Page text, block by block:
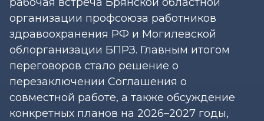
организации профсоюза работников
здравоохранения РФ и Могилевской
облорганизации БПРЗ. Главным итогом
переговоров стало решение о
перезаключении Соглашения о
совместной работе, а также обсуждение
конкретных планов на 2026–2027 годы,